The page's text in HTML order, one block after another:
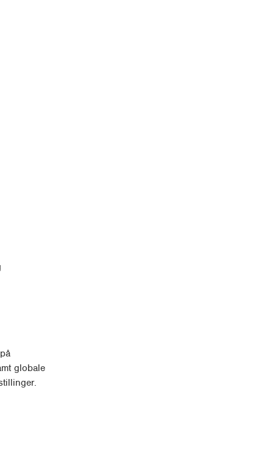
globale